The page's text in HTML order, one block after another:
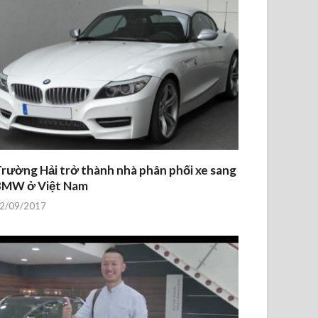
Hải trở thành nhà phân phối xe sang
ở Việt Nam
09/2017